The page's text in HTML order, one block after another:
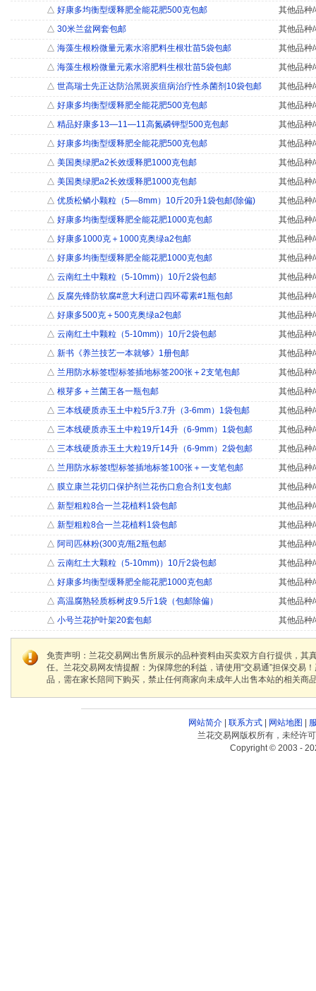
△ 好康多均衡型缓释肥全能花肥500克包邮
其他品种
△ 30米兰盆网套包邮
其他品种
△ 海藻生根粉微量元素水溶肥料生根壮苗5袋包邮
其他品种
△ 海藻生根粉微量元素水溶肥料生根壮苗5袋包邮
其他品种
△ 世高瑞士先正达防治黑斑炭疽病治疗性杀菌剂10袋包邮
其他品种
△ 好康多均衡型缓释肥全能花肥500克包邮
其他品种
△ 精品好康多13—11—11高氮磷钾型500克包邮
其他品种
△ 好康多均衡型缓释肥全能花肥500克包邮
其他品种
△ 美国奥绿肥a2长效缓释肥1000克包邮
其他品种
△ 美国奥绿肥a2长效缓释肥1000克包邮
其他品种
△ 优质松鳞小颗粒（5―8mm）10斤20升1袋包邮(除偏)
其他品种
△ 好康多均衡型缓释肥全能花肥1000克包邮
其他品种
△ 好康多1000克＋1000克奥绿a2包邮
其他品种
△ 好康多均衡型缓释肥全能花肥1000克包邮
其他品种
△ 云南红土中颗粒（5-10mm)）10斤2袋包邮
其他品种
△ 反腐先锋防软腐#意大利进口四环霉素#1瓶包邮
其他品种
△ 好康多500克＋500克奥绿a2包邮
其他品种
△ 云南红土中颗粒（5-10mm)）10斤2袋包邮
其他品种
△ 新书《养兰技艺一本就够》1册包邮
其他品种
△ 兰用防水标签t型标签插地标签200张＋2支笔包邮
其他品种
△ 根芽多＋兰菌王各一瓶包邮
其他品种
△ 三本线硬质赤玉土中粒5斤3.7升（3-6mm）1袋包邮
其他品种
△ 三本线硬质赤玉土中粒19斤14升（6-9mm）1袋包邮
其他品种
△ 三本线硬质赤玉土大粒19斤14升（6-9mm）2袋包邮
其他品种
△ 兰用防水标签t型标签插地标签100张＋一支笔包邮
其他品种
△ 膜立康兰花切口保护剂兰花伤口愈合剂1支包邮
其他品种
△ 新型粗粒8合一兰花植料1袋包邮
其他品种
△ 新型粗粒8合一兰花植料1袋包邮
其他品种
△ 阿司匹林粉(300克/瓶2瓶包邮
其他品种
△ 云南红土大颗粒（5-10mm)）10斤2袋包邮
其他品种
△ 好康多均衡型缓释肥全能花肥1000克包邮
其他品种
△ 高温腐熟轻质栎树皮9.5斤1袋（包邮除偏）
其他品种
△ 小号兰花护叶架20套包邮 其他品种
免责声明：兰花交易网出售所展示的品种资料由买卖双方自行提供，
任。兰花交易网友情提醒：为保障您的利益，请使用“交易通”担保交
品，需在家长陪同下购买，禁止任何商家向未成年人出售本站的相关商
网站简介| 联系方式| 网站地图
兰花交易网版权所有，未经许
Copyright © 2003 -